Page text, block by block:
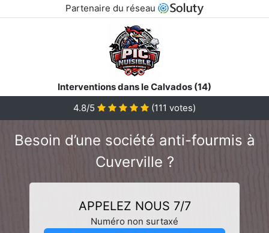
Partenaire du réseau
Interventions dans le Calvados (14)
4.8/5
(111 votes)
Besoin d’une société anti-fourmis à
Cuverville ?
APPELEZ NOUS 7/7
Numéro non surtaxé